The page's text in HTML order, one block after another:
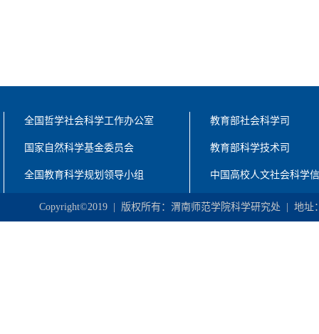
全国哲学社会科学工作办公室
国家自然科学基金委员会
全国教育科学规划领导小组
教育部社会科学司
教育部科学技术司
中国高校人文社会科学
Copyright©2019 | 版权所有：渭南师范学院科学研究处 | 地址